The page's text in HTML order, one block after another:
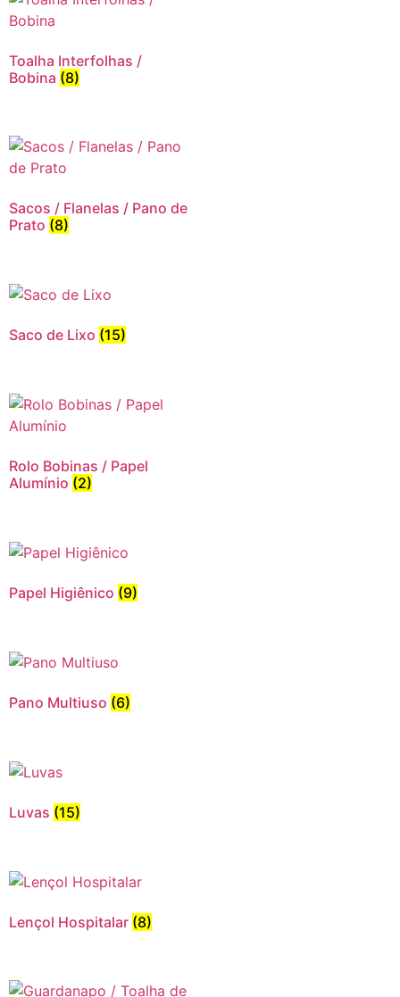
Toalha Interfolhas /
Bobina (8)
Sacos / Flanelas / Pano de
Prato (8)
Saco de Lixo (15)
Rolo Bobinas / Papel
Alumínio (2)
Papel Higiênico (9)
Pano Multiuso (6)
Luvas (15)
Lençol Hospitalar (8)